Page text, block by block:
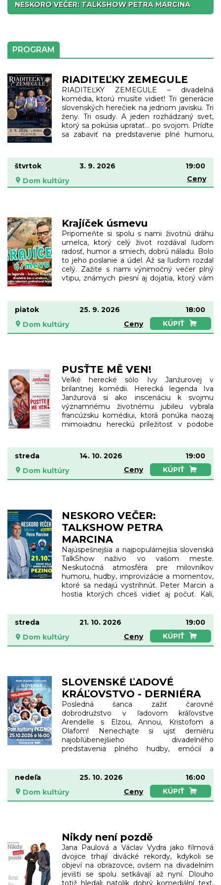
NESKORO VEČER: TALKSHOW PETRA MARCINA
SLOVENSKÉ ĽADOVÉ KRÁĽOVSTVO - DERNIÉRA
Nikdy není pozdě
PROGRAM
RIADITEĽKY ZEMEGULE
RIADITEĽKY ZEMEGULE – divadelná
komédia, ktorú musíte vidieť! Tri generácie
slovenských herečiek na jednom javisku. Tri
ženy. Tri osudy. A jeden rozhádzaný svet,
ktorý sa pokúsia upratať… po svojom. Príďte
sa zabaviť na predstavenie plné humoru,
ministerstve zahraničných vecí. Tri
upratovačky sa pri práci bavia o svojich
životoch, milencoch a rozchodoch a popri
chaose súčasnosti a pritom sa nezblázniť.
Pani Judit (hlavná rola, písaná pre Božidaru
Turzonovovú) pochádza údajne z bývalej
šľachtickej rodiny a upratovaním si chce
udržať nielen vlastnú dôstojnosť, ale aj
niveau tejto krajiny. Darina (Darina
Abrahámová) sníva o milencovi z Anglicka,
štvrtok 3. 9. 2026
19:00
Dom kultúry
Ceny
Krajíček úsmevu
Pripomeňte si spolu s nami životnú dráhu
umelca, ktorý celý život rozdával ľuďom
radosť, humor a smiech, dobrú náladu. Bolo
to jeho poslanie a údel. Až sa ľuďom rozdal
celý. Zažite s nami výnimočný večer plný
vtipu, známych piesní aj dojatia, ktorý vám
nemôžeme a nechceme zabudnúť. Ivan
Krajíček. Jedinečný a neopakovateľný.
Herec, režisér, spevák, moderátor,
Detailista a perfekcionalista. Komik zrodený
pre svet šoubiznisu. Ivan Krajíček. Dokázal
skĺbiť svoj veľký talent s nesmiernou
pracovitosťou. Vždy žil a pracoval na plný
plyn. Jeho svetom bolo predovšetkým
divadelné javisko, pódium, miesto pred aj za
televíznou kamerou alebo rozhlasovým...
piatok 25. 9. 2026
18:00
Dom kultúry
Ceny KÚPIŤ
PUSŤTE MĚ VEN!
Veľké herecké sólo Ivy Janžurovej v
brilantnej komédii. Herecká legenda Iva
Janžurová si ako inscenáciu k svojmu
významnému životnému jubileu vybrala
francúzsku komédiui, ktorá ponúka naozaj
mimoiadnu hereckú príležitosť v podobe
programe bude priamy prenos galavečera
na jej počesť. Už je vlastne na odchode z
bytu, takmer všetko je pripravené, iba musí
streda 14. 10. 2026
19:00
Dom kultúry
Ceny KÚPIŤ
NESKORO VEČER:
TALKSHOW PETRA
MARCINA
Najúspešnejšia a najpopulárnejšia slovenská
TalkShow naživo vo vašom meste.
Neskutočná atmosféra pre milovníkov
humoru, hudby, improvizácie a momentov,
ktoré sa nedajú vystrihnúť. Peter Marcin a
hostia ktorých chceš vidieť aj počuť. Kali,
na Neskoro večer rád. Tešíme sa na vás!
Upozornenie: predstavenie nie je vhodné
pre osoby mladšie ako 12. rokov !
streda 21. 10. 2026
19:00
Dom kultúry
Ceny KÚPIŤ
SLOVENSKÉ ĽADOVÉ
KRÁĽOVSTVO - DERNIÉRA
Posledná šanca zažiť čarovné
dobrodružstvo v ľadovom kráľovstve
Arendelle s Elzou, Annou, Kristofom a
Olafom! Nenechajte si ujsť derniéru
najobľúbenejšieho divadelného
predstavenia plného hudby, emócií a
– Andrea Somorovská Anna – Mirka Gális
Partlová /Maťa Dolná Kristof – Dárius Koči
Dĺžka predstavenia: 55 minút Vhodné pre
deti od 3 rokov. Deti do 1 roka zdarma. Po
nedeľa 25. 10. 2026
16:00
Dom kultúry
Ceny KÚPIŤ
Nikdy není pozdě
Jana Paulová a Václav Vydra jako filmová
dvojice trhají divácké rekordy, kdykoli se
objeví na obrazovce, ovšem na divadelním
jevišti se spolu setkávají až nyní. Dlouho
totiž hledali natolik dobrý komediální text,